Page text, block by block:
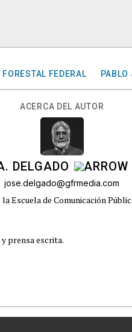
FEDERAL
ACERCA DEL AUTOR
DELGADO
jose.delgado@gfrmedia.com
la Escuela de Comunicación
prensa escrita.